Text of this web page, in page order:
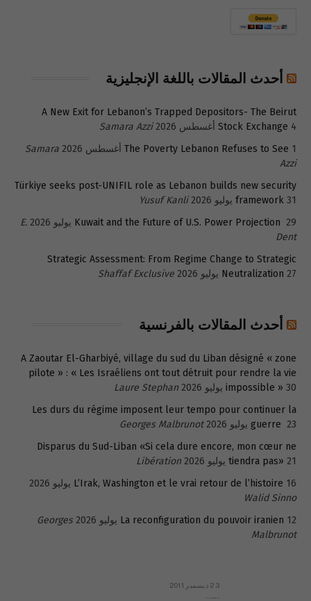
أحدث المقالات باللغة الإنجليزية
A New Exit for Lebanon’s Trapped Depositors- The Beirut
Stock Exchange 4 أغسطس 2026
Samara Azzi
The Poverty Lebanon Refuses to See 1 أغسطس 2026
Samara
Azzi
Türkiye seeks post-UNIFIL role as Lebanon builds new security
framework 31 يوليو 2026
Yusuf Kanli
Kuwait and the Future of U.S. Power Projection 29 يوليو 2026
E.
Dent
Strategic Assessment: From Regime Change to Strategic
Neutralization 27 يوليو 2026 Shaffaf Exclusive
أحدث المقالات بالفرنسية
A Zaoutar El-Gharbiyé, village du sud du Liban désigné « zone
pilote » : « Les Israéliens ont tout détruit pour rendre la vie
impossible » 30 يوليو 2026
Laure Stephan
Les durs du régime imposent leur tempo pour continuer la
guerre 23 يوليو 2026
Georges Malbrunot
Disparus du Sud-Liban «Si cela dure encore, mon cœur ne
tiendra pas» 21 يوليو 2026
Libération
L’Irak, Washington et le vrai retour de l’histoire 16 يوليو 2026
Walid Sinno
La reconfiguration du pouvoir iranien 12 يوليو 2026
Georges
Malbrunot
23 ديسمبر 2011